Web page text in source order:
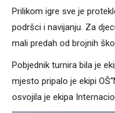
Prilikom igre sve je
podršci i navijanju. Za
mali predah od brojnih
Pobjednik turnira bila je
mjesto pripalo je ekipi
osvojila je ekipa